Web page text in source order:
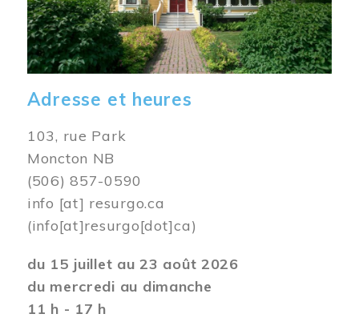
Adresse et heures
103, rue Park
Moncton NB
(506) 857-0590
info [at] resurgo.ca
(info[at]resurgo[dot]ca)
du 15 juillet au 23 août 2026
du mercredi au dimanche
11 h - 17 h